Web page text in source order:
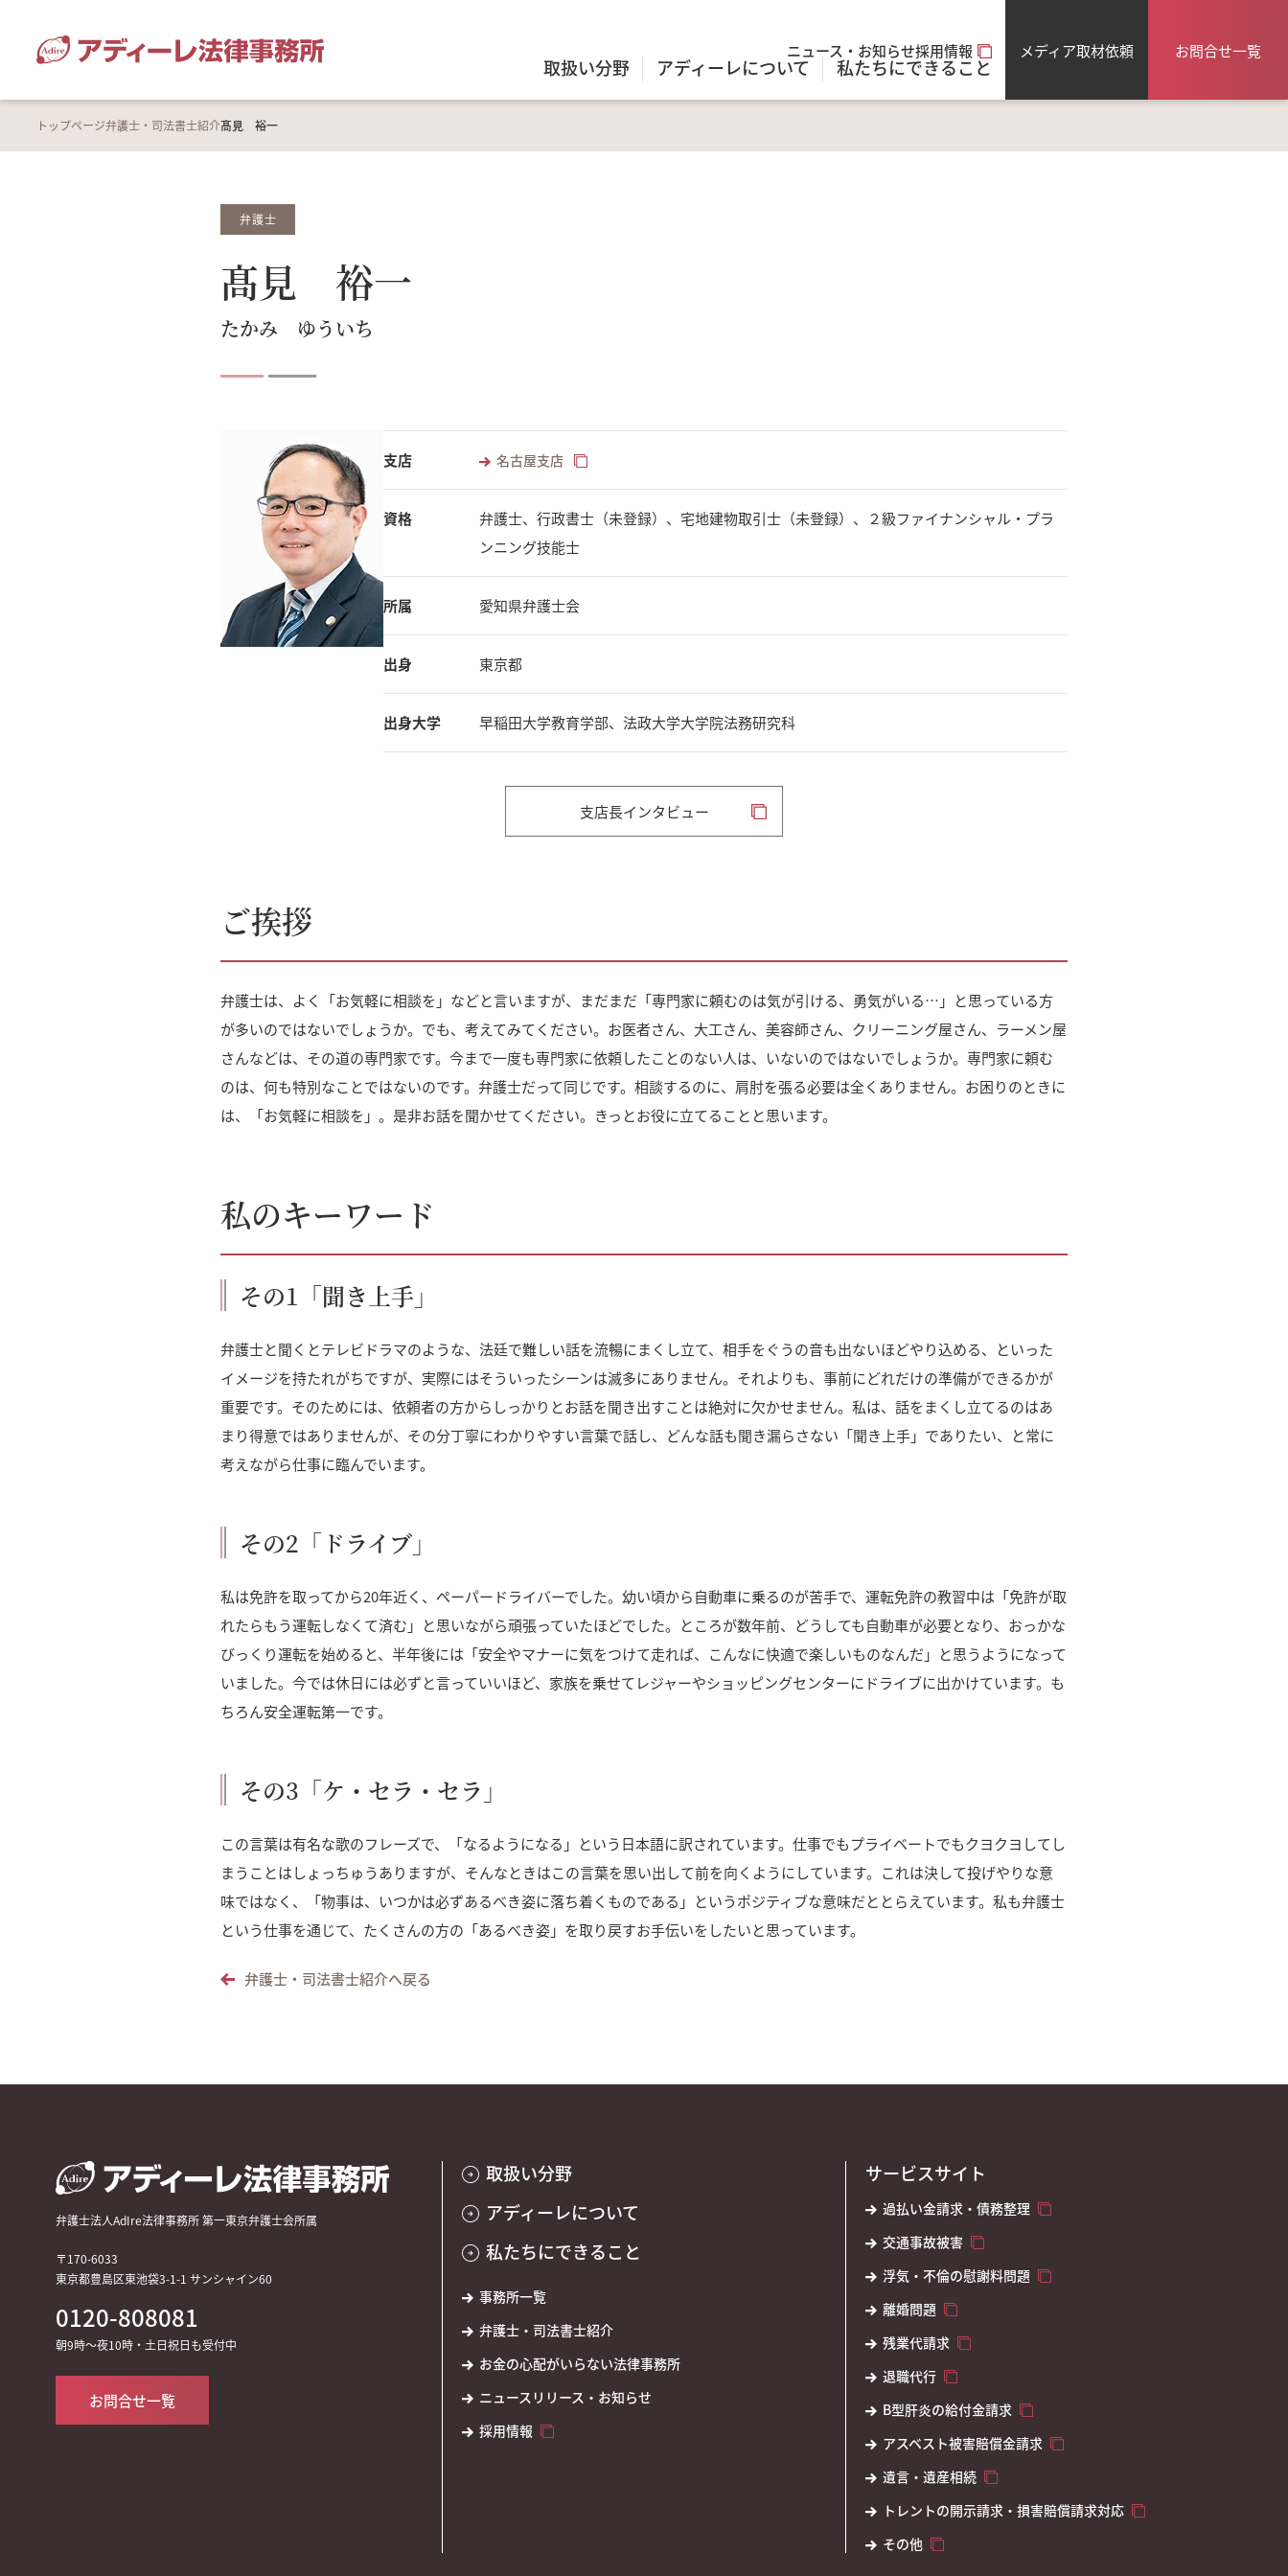
ニュース・お知らせ採用情報
取扱い分野 アディーレについて 私たちにできること
メディア取材依頼 お問合せ一覧
トップページ弁護士・司法書士紹介髙見 裕一
弁護士
髙見 裕一
たかみ ゆういち
支店 名古屋支店
資格
弁護士、行政書士（未登録）、宅地建物取引士（未登録）、２級ファイナンシャル・プラ
ンニング技能士
所属 愛知県弁護士会
出身 東京都
出身大学 早稲田大学教育学部、法政大学大学院法務研究科
支店長インタビュー
ご挨拶
弁護士は、よく「お気軽に相談を」などと言いますが、まだまだ「専門家に頼むのは気が引ける、勇気がいる…」と思っている方
が多いのではないでしょうか。でも、考えてみてください。お医者さん、大工さん、美容師さん、クリーニング屋さん、ラーメン屋
さんなどは、その道の専門家です。今まで一度も専門家に依頼したことのない人は、いないのではないでしょうか。専門家に頼む
のは、何も特別なことではないのです。弁護士だって同じです。相談するのに、肩肘を張る必要は全くありません。お困りのときに
は、「お気軽に相談を」。是非お話を聞かせてください。きっとお役に立てることと思います。
私のキーワード
その1「聞き上手」
弁護士と聞くとテレビドラマのような、法廷で難しい話を流暢にまくし立て、相手をぐうの音も出ないほどやり込める、といった
イメージを持たれがちですが、実際にはそういったシーンは滅多にありません。それよりも、事前にどれだけの準備ができるかが
重要です。そのためには、依頼者の方からしっかりとお話を聞き出すことは絶対に欠かせません。私は、話をまくし立てるのはあ
まり得意ではありませんが、その分丁寧にわかりやすい言葉で話し、どんな話も聞き漏らさない「聞き上手」でありたい、と常に
考えながら仕事に臨んでいます。
その2「ドライブ」
私は免許を取ってから20年近く、ペーパードライバーでした。幼い頃から自動車に乗るのが苦手で、運転免許の教習中は「免許が取
れたらもう運転しなくて済む」と思いながら頑張っていたほどでした。ところが数年前、どうしても自動車が必要となり、おっかな
びっくり運転を始めると、半年後には「安全やマナーに気をつけて走れば、こんなに快適で楽しいものなんだ」と思うようになって
いました。今では休日には必ずと言っていいほど、家族を乗せてレジャーやショッピングセンターにドライブに出かけています。も
ちろん安全運転第一です。
その3「ケ・セラ・セラ」
この言葉は有名な歌のフレーズで、「なるようになる」という日本語に訳されています。仕事でもプライベートでもクヨクヨしてし
まうことはしょっちゅうありますが、そんなときはこの言葉を思い出して前を向くようにしています。これは決して投げやりな意
味ではなく、「物事は、いつかは必ずあるべき姿に落ち着くものである」というポジティブな意味だととらえています。私も弁護士
という仕事を通じて、たくさんの方の「あるべき姿」を取り戻すお手伝いをしたいと思っています。
弁護士・司法書士紹介へ戻る
弁護士法人AdIre法律事務所 第一東京弁護士会所属
〒170-6033
東京都豊島区東池袋3-1-1 サンシャイン60
0120-808081
朝9時～夜10時・土日祝日も受付中
お問合せ一覧
取扱い分野
アディーレについて
私たちにできること
事務所一覧
弁護士・司法書士紹介
お金の心配がいらない法律事務所
ニュースリリース・お知らせ
採用情報
サービスサイト
過払い金請求・債務整理
交通事故被害
浮気・不倫の慰謝料問題
離婚問題
残業代請求
退職代行
B型肝炎の給付金請求
アスベスト被害賠償金請求
遺言・遺産相続
トレントの開示請求・損害賠償請求対応
その他